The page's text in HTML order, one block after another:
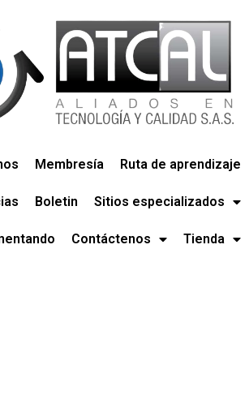
Membresía Ruta de aprendizaje
Boletin Sitios especializados
Contáctenos Tienda